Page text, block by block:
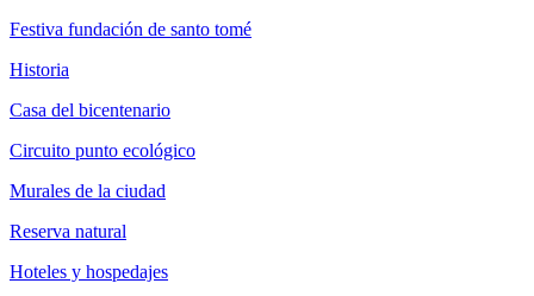
Festiva fundación de santo tomé
Historia
Casa del bicentenario
Circuito punto ecológico
Murales de la ciudad
Reserva natural
Hoteles y hospedajes